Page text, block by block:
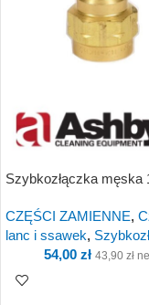
Szybkozłączka męska
CZĘŚCI ZAMIENNE,
lanc i ssawek,
54,00 zł 43,90 zł